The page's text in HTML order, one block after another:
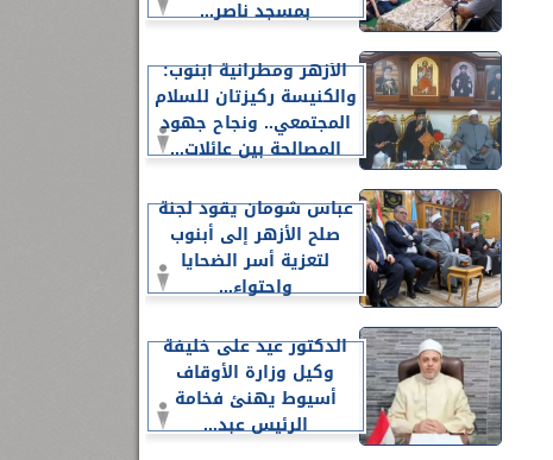
بمسجد ناصر...
الأزهر ومطرانية أبنوب:
والكنيسة ركيزتان للسلام
المجتمعي.. ونجاح جهود
المصالحة بين عائلات...
عباس شومان يقود لجنة
صلح الأزهر إلى أبنوب
لتعزية أسر الضحايا
واحتواء...
الدكتور عيد على خليفة
وكيل وزارة الأوقاف
أسيوط يهنئ فخامة
الرئيس عبد...